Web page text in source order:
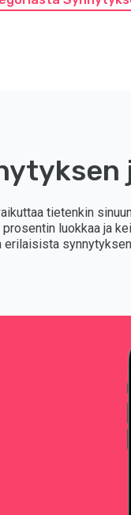
tietenkin
prosentin luokkaa ja
erilaisista